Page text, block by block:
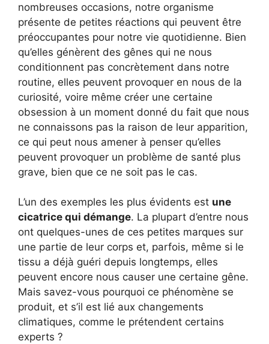
nombreuses occasions, notre organisme
présente de petites réactions qui peuvent être
préoccupantes pour notre vie quotidienne. Bien
qu’elles génèrent des gênes qui ne nous
conditionnent pas concrètement dans notre
routine, elles peuvent provoquer en nous de la
curiosité, voire même créer une certaine
obsession à un moment donné du fait que nous
ne connaissons pas la raison de leur apparition,
ce qui peut nous amener à penser qu’elles
peuvent provoquer un problème de santé plus
grave, bien que ce ne soit pas le cas.
L’un des exemples les plus évidents est une
cicatrice qui démange. La plupart d’entre nous
ont quelques-unes de ces petites marques sur
une partie de leur corps et, parfois, même si le
tissu a déjà guéri depuis longtemps, elles
peuvent encore nous causer une certaine gêne.
Mais savez-vous pourquoi ce phénomène se
produit, et s’il est lié aux changements
climatiques, comme le prétendent certains
experts ?